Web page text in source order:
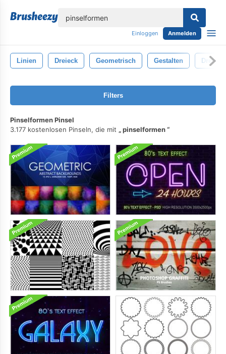
Einloggen Anmelden
Linien Dreieck Geometrisch Gestalten
Filters
Pinselformen Pinsel
3.177 kostenlosen Pinseln, die mit
pinselformen